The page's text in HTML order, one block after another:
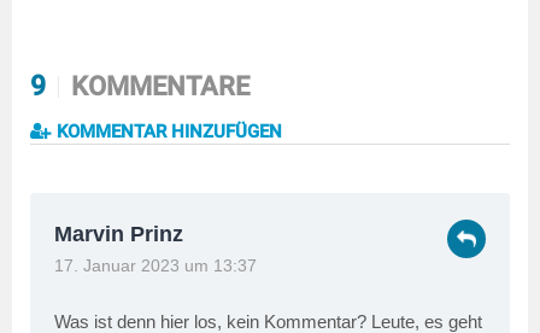
9 KOMMENTARE
KOMMENTAR HINZUFÜGEN
Marvin Prinz
17. Januar 2023 um 13:37
Was ist denn hier los, kein Kommentar? Leute, es geht